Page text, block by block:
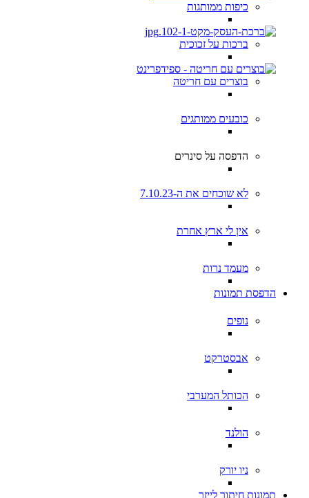
כיפות ממותגות
ברכות על זכוכית
בוצרים עם חריטה
כובעים ממותגים
הדפסה על סינרים
לא שוכחים את ה-7.10.23
אין לי ארץ אחרת
מעמד נרות
הדפסת תמונות
נופים
אבסטרקט
הכותל המערבי
הולנד
ניו יורק
תמונות חיתוך לייזר